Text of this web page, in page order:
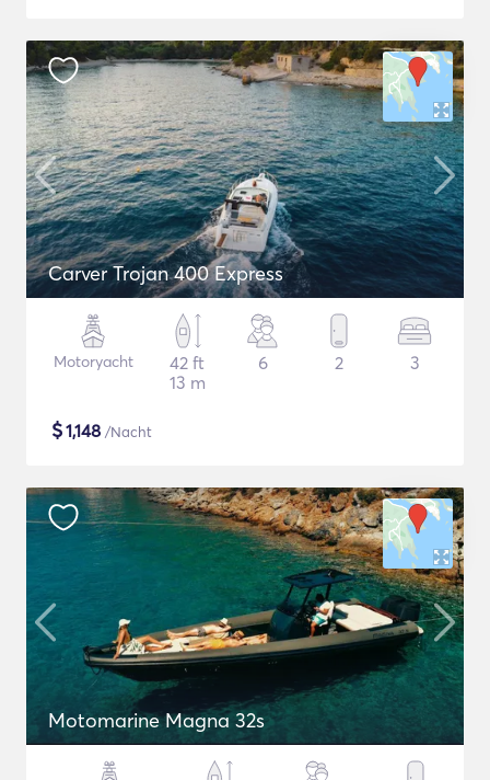
Carver Trojan 400 Express
Motoryacht
42 ft
13 m
6 2 3
$1,148 /Nacht
Motomarine Magna 32s